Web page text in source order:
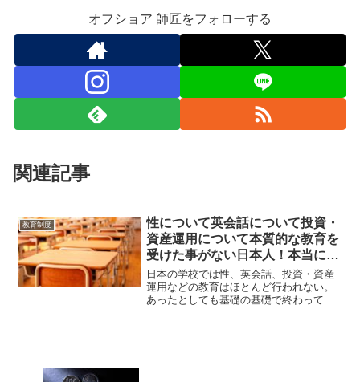
オフショア 師匠をフォローする
関連記事
教育制度
性について英会話について投資・
資産運用について本質的な教育を
受けた事がない日本人！本当に大
切な事は国や学校では教えてもら
えない！
日本の学校では性、英会話、投資・資産
運用などの教育はほとんど行われない。
あったとしても基礎の基礎で終わってし